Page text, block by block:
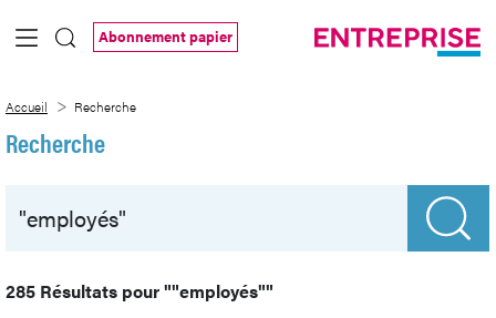
Saut au contenu principal
Abonnement papier
Accueil Recherche
Recherche
285 Résultats pour""employés""